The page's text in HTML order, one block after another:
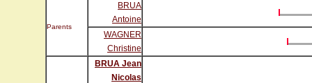
Parents
BRUA
Antoine
WAGNER
Christine
BRUA Jean
Nicolas